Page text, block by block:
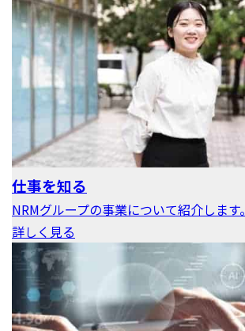
仕事を知る
NRMグループの事業について紹介します。
詳しく見る